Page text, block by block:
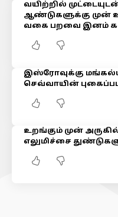
வயிற்றில்
ஆண்டுகளுக்கு முன்
வகை பறவை இனம்
இஸ்ரோவுக்கு
செவ்வாயின்
உறங்கும் முன்
எலுமிச்சை